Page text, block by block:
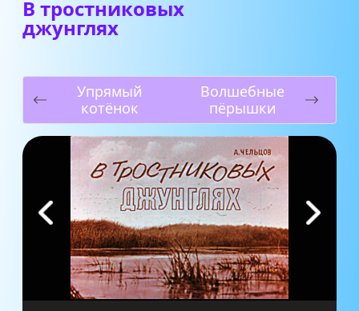
В тростниковых
джунглях
Упрямый
котёнок
Волшебные
пёрышки